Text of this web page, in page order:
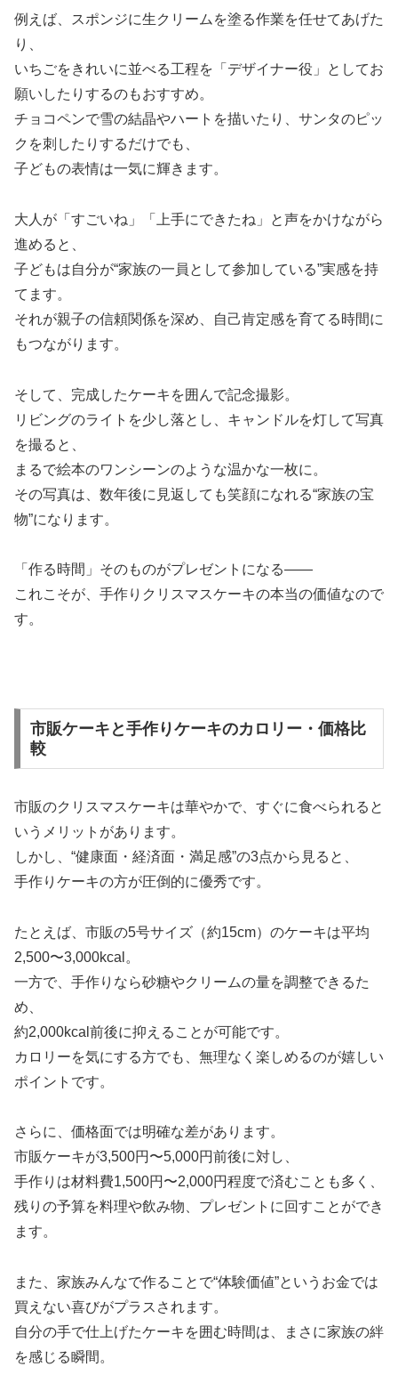
例えば、スポンジに生クリームを塗る作業を任せてあげた
り、
いちごをきれいに並べる工程を「デザイナー役」としてお
願いしたりするのもおすすめ。
チョコペンで雪の結晶やハートを描いたり、サンタのピッ
クを刺したりするだけでも、
子どもの表情は一気に輝きます。
大人が「すごいね」「上手にできたね」と声をかけながら
進めると、
子どもは自分が“家族の一員として参加している”実感を持
てます。
それが親子の信頼関係を深め、自己肯定感を育てる時間に
もつながります。
そして、完成したケーキを囲んで記念撮影。
リビングのライトを少し落とし、キャンドルを灯して写真
を撮ると、
まるで絵本のワンシーンのような温かな一枚に。
その写真は、数年後に見返しても笑顔になれる“家族の宝
物”になります。
「作る時間」そのものがプレゼントになる——
これこそが、手作りクリスマスケーキの本当の価値なので
す。
市販ケーキと手作りケーキのカロリー・価格比
較
市販のクリスマスケーキは華やかで、すぐに食べられると
いうメリットがあります。
しかし、“健康面・経済面・満足感”の3点から見ると、
手作りケーキの方が圧倒的に優秀です。
たとえば、市販の5号サイズ（約15cm）のケーキは平均
2,500〜3,000kcal。
一方で、手作りなら砂糖やクリームの量を調整できるた
め、
約2,000kcal前後に抑えることが可能です。
カロリーを気にする方でも、無理なく楽しめるのが嬉しい
ポイントです。
さらに、価格面では明確な差があります。
市販ケーキが3,500円〜5,000円前後に対し、
手作りは材料費1,500円〜2,000円程度で済むことも多く、
残りの予算を料理や飲み物、プレゼントに回すことができ
ます。
また、家族みんなで作ることで“体験価値”というお金では
買えない喜びがプラスされます。
自分の手で仕上げたケーキを囲む時間は、まさに家族の絆
を感じる瞬間。